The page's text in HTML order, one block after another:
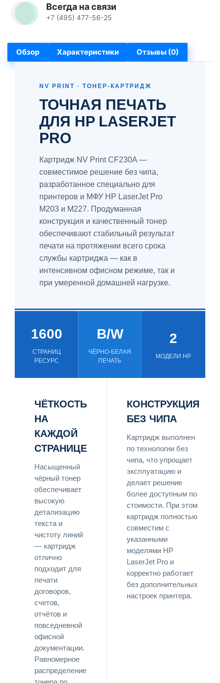
Всегда на связи
+7 (495) 477-56-25
Обзор Характеристики Отзывы (0)
NV PRINT · ТОНЕР-КАРТРИДЖ
ТОЧНАЯ ПЕЧАТЬ
ДЛЯ HP LASERJET
PRO
Картридж NV Print CF230A —
совместимое решение без чипа,
разработанное специально для
принтеров и МФУ HP LaserJet Pro
M203 и M227. Продуманная
конструкция и качественный тонер
обеспечивают стабильный результат
печати на протяжении всего срока
службы картриджа — как в
интенсивном офисном режиме, так и
при умеренной домашней нагрузке.
1600
СТРАНИЦ
РЕСУРС
B/W
ЧЁРНО-БЕЛАЯ
ПЕЧАТЬ
2
МОДЕЛИ HP
ЧЁТКОСТЬ
НА
КАЖДОЙ
СТРАНИЦЕ
Насыщенный
чёрный тонер
обеспечивает
высокую
детализацию
текста и
чистоту линий
— картридж
отлично
подходит для
печати
договоров,
счетов,
отчётов и
повседневной
офисной
документации.
Равномерное
распределение
КОНСТРУКЦИЯ
БЕЗ ЧИПА
Картридж выполнен
по технологии без
чипа, что упрощает
эксплуатацию и
делает решение
более доступным по
стоимости. При этом
картридж полностью
совместим с
указанными
моделями HP
LaserJet Pro и
корректно работает
без дополнительных
настроек принтера.